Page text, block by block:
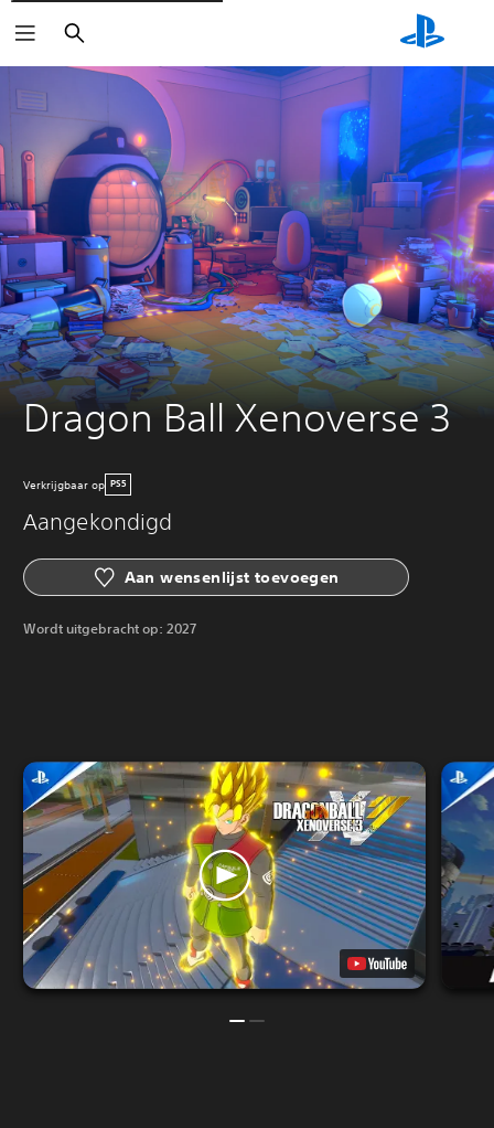
Zoeken
Dragon Ball Xenoverse 3
Verkrijgbaar op PS5
Aangekondigd
Aan wensenlijst toevoegen
Wordt uitgebracht op: 2027